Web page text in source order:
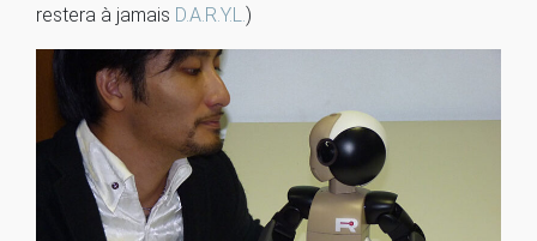
restera à jamais D.A.R.Y.L.)